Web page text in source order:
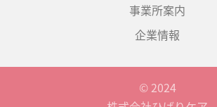
事業所案内
企業情報
© 2024